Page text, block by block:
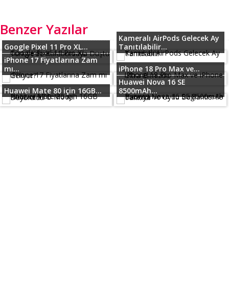
Benzer Yazılar
Google Pixel 11 Pro XL...
Kameralı AirPods Gelecek Ay
Tanıtılabilir...
iPhone 17 Fiyatlarına Zam
mı...
iPhone 18 Pro Max ve...
Huawei Mate 80 için 16GB...
Huawei Nova 16 SE
8500mAh...